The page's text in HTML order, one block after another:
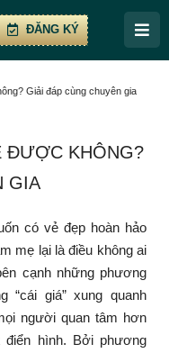
ĐĂNG KÝ
Giải đáp cùng chuyên gia
ĐƯỢC KHÔNG?
GIA
có vẻ đẹp hoàn hảo
mẹ lại là điều không ai
cạnh những phương
“cái giá” xung quanh
người quan tâm hơn
hình. Bởi phương